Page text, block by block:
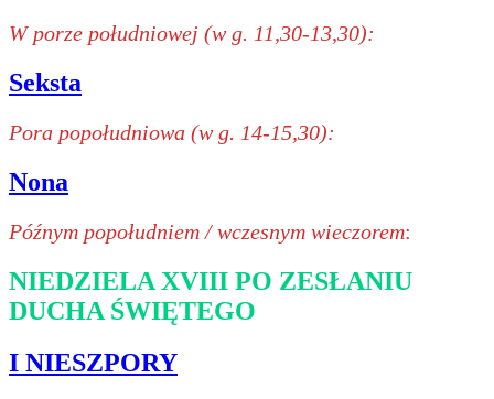
W porze południowej (w g. 11,30-13,30):
Seksta
Pora popołudniowa (w g. 14-15,30):
Nona
Późnym popołudniem / wczesnym wieczorem:
NIEDZIELA XVIII PO ZESŁANIU
DUCHA ŚWIĘTEGO
I NIESZPORY